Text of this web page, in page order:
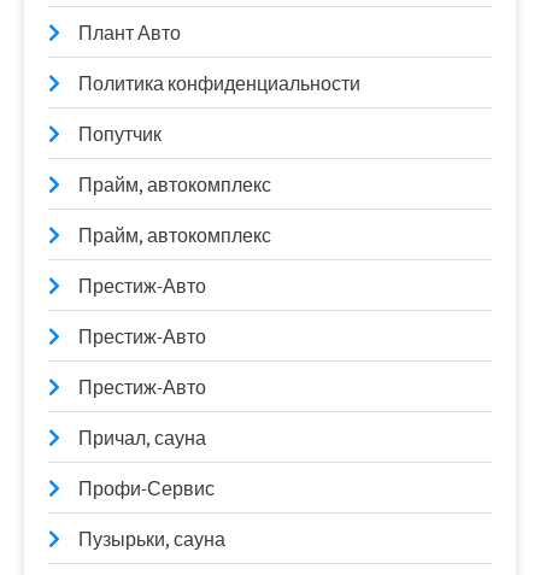
Плант Авто
Политика конфиденциальности
Попутчик
Прайм, автокомплекс
Прайм, автокомплекс
Престиж-Авто
Престиж-Авто
Престиж-Авто
Причал, сауна
Профи-Сервис
Пузырьки, сауна